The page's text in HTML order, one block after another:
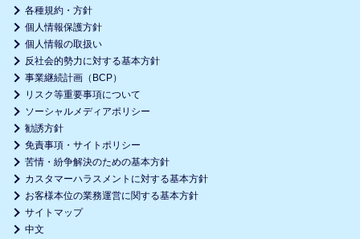
各種規約・方針
個人情報保護方針
個人情報の取扱い
反社会的勢力に対する基本方針
事業継続計画（BCP）
リスク等重要事項について
ソーシャルメディアポリシー
勧誘方針
免責事項・サイトポリシー
苦情・紛争解決のための基本方針
カスタマーハラスメントに対する基本方針
お客様本位の業務運営に関する基本方針
サイトマップ
中文